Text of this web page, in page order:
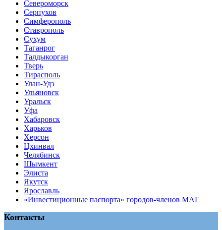
Североморск
Серпухов
Симферополь
Ставрополь
Сухум
Таганрог
Tалдыкорган
Тверь
Тирасполь
Улан-Удэ
Ульяновск
Уральск
Уфа
Хабаровск
Харьков
Херсон
Цхинвал
Челябинск
Шымкент
Элиста
Якутск
Ярославль
«Инвестиционные паспорта» городов-членов МАГ
Контакты